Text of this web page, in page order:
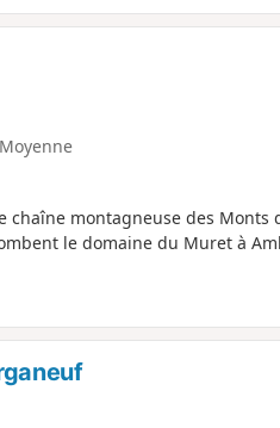
Moyenne
montagneuse des Monts
le domaine du Muret à